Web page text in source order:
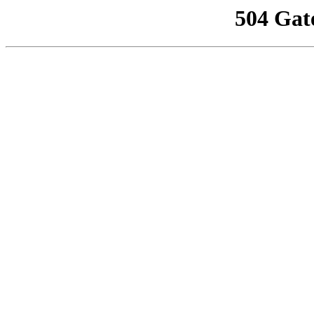
504